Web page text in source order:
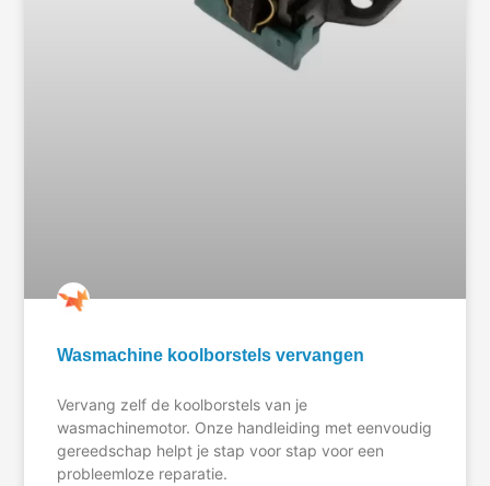
Wasmachine koolborstels vervangen
Vervang zelf de koolborstels van je
wasmachinemotor. Onze handleiding met eenvoudig
gereedschap helpt je stap voor stap voor een
probleemloze reparatie.